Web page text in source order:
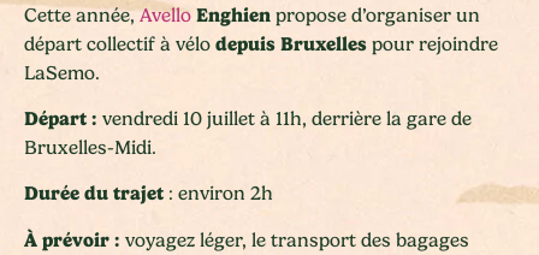
Cette année,Avello Enghien propose d’organiser un
départ collectif à vélo depuis Bruxelles pour rejoindre
LaSemo.
Départ : vendredi 10 juillet à 11h, derrière la gare de
Bruxelles-Midi.
Durée du trajet : environ 2h
À prévoir : voyagez léger, le transport des bagages